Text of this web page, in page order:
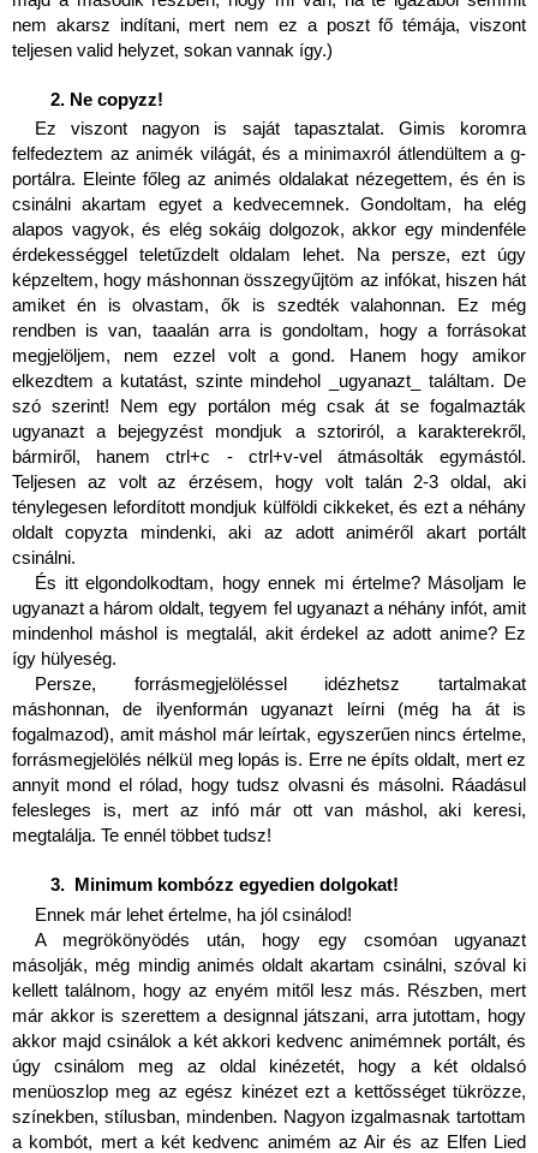
nem akarsz indítani, mert nem ez a poszt fő témája, viszont
teljesen valid helyzet, sokan vannak így.)
Ne copyzz!
Ez viszont nagyon is saját tapasztalat. Gimis koromra
felfedeztem az animék világát, és a minimaxról átlendültem a g-
portálra. Eleinte főleg az animés oldalakat nézegettem, és én is
csinálni akartam egyet a kedvecemnek. Gondoltam, ha elég
alapos vagyok, és elég sokáig dolgozok, akkor egy mindenféle
érdekességgel teletűzdelt oldalam lehet. Na persze, ezt úgy
képzeltem, hogy máshonnan összegyűjtöm az infókat, hiszen hát
amiket én is olvastam, ők is szedték valahonnan. Ez még
rendben is van, taaalán arra is gondoltam, hogy a forrásokat
megjelöljem, nem ezzel volt a gond. Hanem hogy amikor
elkezdtem a kutatást, szinte mindehol _ugyanazt_ találtam. De
szó szerint! Nem egy portálon még csak át se fogalmazták
ugyanazt a bejegyzést mondjuk a sztoriról, a karakterekről,
bármiről, hanem ctrl+c - ctrl+v-vel átmásolták egymástól.
Teljesen az volt az érzésem, hogy volt talán 2-3 oldal, aki
ténylegesen lefordított mondjuk külföldi cikkeket, és ezt a néhány
oldalt copyzta mindenki, aki az adott animéről akart portált
csinálni.
És itt elgondolkodtam, hogy ennek mi értelme? Másoljam le
ugyanazt a három oldalt, tegyem fel ugyanazt a néhány infót, amit
mindenhol máshol is megtalál, akit érdekel az adott anime? Ez
így hülyeség.
Persze, forrásmegjelöléssel idézhetsz tartalmakat
máshonnan, de ilyenformán ugyanazt leírni (még ha át is
fogalmazod), amit máshol már leírtak, egyszerűen nincs értelme,
forrásmegjelölés nélkül meg lopás is. Erre ne építs oldalt, mert ez
annyit mond el rólad, hogy tudsz olvasni és másolni. Ráadásul
felesleges is, mert az infó már ott van máshol, aki keresi,
megtalálja. Te ennél többet tudsz!
Minimum kombózz egyedien dolgokat!
Ennek már lehet értelme, ha jól csinálod!
A megrökönyödés után, hogy egy csomóan ugyanazt
másolják, még mindig animés oldalt akartam csinálni, szóval ki
kellett találnom, hogy az enyém mitől lesz más. Részben, mert
már akkor is szerettem a designnal játszani, arra jutottam, hogy
akkor majd csinálok a két akkori kedvenc animémnek portált, és
úgy csinálom meg az oldal kinézetét, hogy a két oldalsó
menüoszlop meg az egész kinézet ezt a kettősséget tükrözze,
színekben, stílusban, mindenben. Nagyon izgalmasnak tartottam
a kombót, mert a két kedvenc animém az Air és az Elfen Lied